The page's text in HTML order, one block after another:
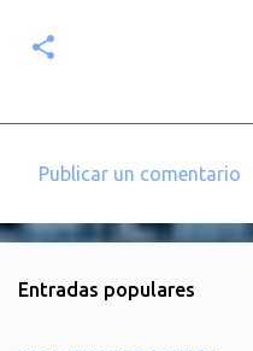
o
e
Publicar un comentario
Entradas populares